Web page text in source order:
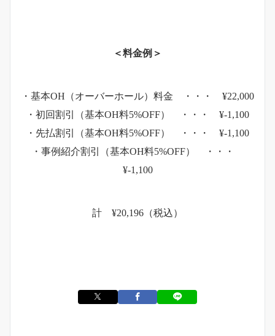
＜料金例＞
・基本OH（オーバーホール）料金 ・・・ ¥22,000
・初回割引（基本OH料5%OFF） ・・・ ¥-1,100
・先払割引（基本OH料5%OFF） ・・・ ¥-1,100
・事例紹介割引（基本OH料5%OFF） ・・・
¥-1,100
計 ¥20,196（税込）